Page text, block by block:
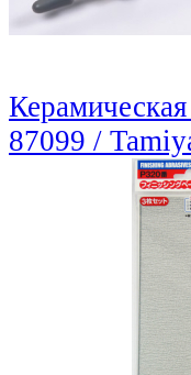
87099 /